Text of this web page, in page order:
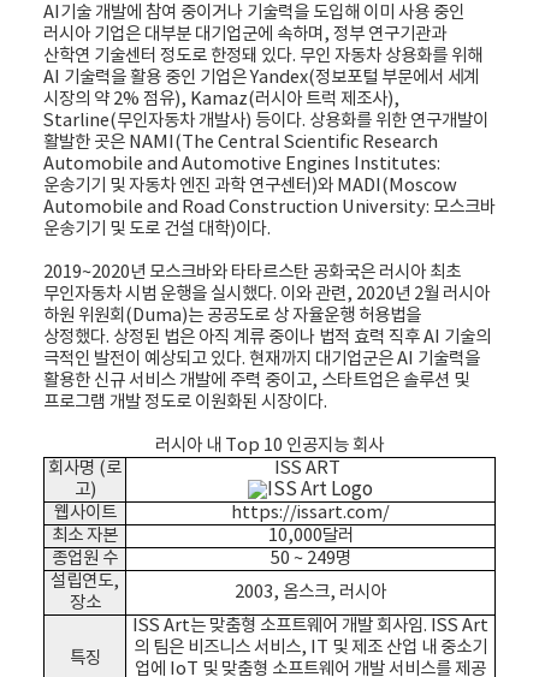
AI기술 개발에 참여 중이거나 기술력을 도입해 이미 사용 중인
러시아 기업은 대부분 대기업군에 속하며, 정부 연구기관과
산학연 기술센터 정도로 한정돼 있다. 무인 자동차 상용화를 위해
AI 기술력을 활용 중인 기업은 Yandex(정보포털 부문에서 세계
시장의 약 2% 점유), Kamaz(러시아 트럭 제조사),
Starline(무인자동차 개발사) 등이다. 상용화를 위한 연구개발이
활발한 곳은 NAMI(The Central Scientific Research
Automobile and Automotive Engines Institutes:
운송기기 및 자동차 엔진 과학 연구센터)와 MADI(Moscow
Automobile and Road Construction University: 모스크바
운송기기 및 도로 건설 대학)이다.
2019~2020년 모스크바와 타타르스탄 공화국은 러시아 최초
무인자동차 시범 운행을 실시했다. 이와 관련, 2020년 2월 러시아
하원 위원회(Duma)는 공공도로 상 자율운행 허용법을
상정했다. 상정된 법은 아직 계류 중이나 법적 효력 직후 AI 기술의
극적인 발전이 예상되고 있다. 현재까지 대기업군은 AI 기술력을
활용한 신규 서비스 개발에 주력 중이고, 스타트업은 솔루션 및
프로그램 개발 정도로 이원화된 시장이다.
러시아 내 Top 10 인공지능 회사
회사명 (로
고)
ISS ART
웹사이트
https://issart.com/
최소 자본
10,000달러
종업원 수
50 ~ 249명
설립연도,
장소
2003, 옴스크, 러시아
특징
ISS Art는 맞춤형 소프트웨어 개발 회사임. ISS Art
의 팀은 비즈니스 서비스, IT 및 제조 산업 내 중소기
업에 IoT 및 맞춤형 소프트웨어 개발 서비스를 제공